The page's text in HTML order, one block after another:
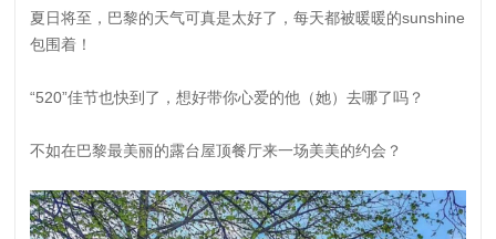
夏日将至，巴黎的天气可真是太好了，每天都被暖暖的sunshine
包围着！
“520”佳节也快到了，想好带你心爱的他（她）去哪了吗？
不如在巴黎最美丽的露台屋顶餐厅来一场美美的约会？